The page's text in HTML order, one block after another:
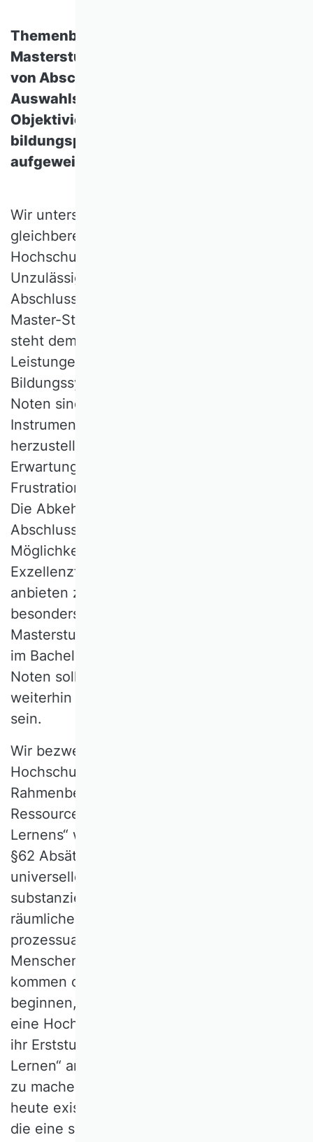
Themenbereich Zugang zu
Masterstudiengängen: Die Zulässigkeit
von Abschlussnoten in
Auswahlsituationen trägt zur
Objektivierung bei. Zielgerichtete
bildungspolitische Aufträge sollten nicht
aufgeweicht werden.
Wir unterstützen Chancengleichheit und
gleichberechtigten Zugang zu
Hochschulen. Die geplante generelle
Unzulässigkeit einer Berücksichtigung der
Abschlussnote bei der Zulassung zu
Master-Studiengängen (Art. 1, § 49, Abs. 6)
steht dem Prinzip der Rückmeldung auf
Leistungen, wie es im gesamten deutschen
Bildungssystem angelegt ist, entgegen.
Noten sind aktuell das bestmögliche
Instrument, um Vergleichbarkeit
herzustellen. Sie geben
Erwartungssicherheit, verhindern
Frustration und erleichtern Entscheidungen.
Die Abkehr von der Berücksichtigung der
Abschlussnote schränkt weiterhin die
Möglichkeiten der Hochschulen ein, auch
Exzellenzförderung und -studiengänge
anbieten zu können. Zudem können
besonders anspruchsvolle
Masterstudiengänge besondere Leistungen
im Bachelorstudium erforderlich machen.
Noten sollten aus all diesen Gründen
weiterhin als Auswahlkriterium zulässig
sein.
Wir bezweifeln grundsätzlich, dass
Hochschulen sich in den aktuell gegebenen
Rahmenbedingungen und vorhandenen
Ressourcen zu „Einrichtungen lebenslangen
Lernens“ weiterentwickeln können (Art. 1,
§62 Absätze 1, 2, 5, 6). Der so postulierte
universelle Bildungsauftrag setzt eine
substanzielle Erweiterung der personellen,
räumlichen, organisatorischen und
prozessualen Kapazitäten voraus.
Menschen, die aus dem Berufsleben
kommen oder im Rentenalter ein Studium
beginnen, stellen andere Erwartungen an
eine Hochschule als junge Menschen, die
ihr Erststudium absolvieren. „Lebenslanges
Lernen“ an den Hochschulen zum Standard
zu machen, würde angesichts der bereits
heute existierenden Herausforderungen,
die eine sich verändernde